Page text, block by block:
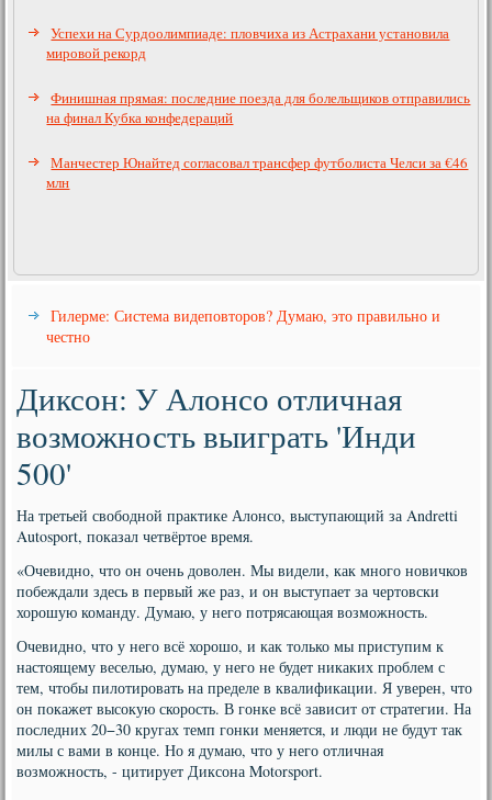
Успехи на Сурдоолимпиаде: пловчиха из Астрахани установила
мировой рекорд
Финишная прямая: последние поезда для болельщиков отправились
на финал Кубка конфедераций
Манчестер Юнайтед согласовал трансфер футболиста Челси за €46
млн
Гилерме: Система видеповторов? Думаю, это правильно и
честно
Диксон: У Алонсо отличная
возможность выиграть 'Инди
500'
На третьей свободной практике Алонсо, выступающий за Andretti
Autosport, показал четвёртое время.
«Очевидно, что он очень доволен. Мы видели, как много новичков
побеждали здесь в первый же раз, и он выступает за чертовски
хорошую команду. Думаю, у него потрясающая возможность.
Очевидно, что у него всё хорошо, и как только мы приступим к
настоящему веселью, думаю, у него не будет никаких проблем с
тем, чтобы пилотировать на пределе в квалификации. Я уверен, что
он покажет высокую скорость. В гонке всё зависит от стратегии. На
последних 20−30 кругах темп гонки меняется, и люди не будут так
милы с вами в конце. Но я думаю, что у него отличная
возможность, - цитирует Диксона Motorsport.